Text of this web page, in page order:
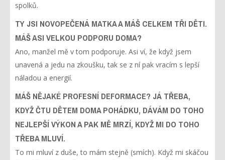
spolků.
TY JSI NOVOPEČENÁ MATKA A MÁŠ CELKEM TŘI DĚTI.
MÁŠ ASI VELKOU PODPORU DOMA?
Ano, manžel mě v tom podporuje. Asi ví, že když jsem
unavená a jedu na zkoušku, tak se z ní pak vracím s lepší
náladou a energií.
MÁŠ NĚJAKÉ PROFESNÍ DEFORMACE? JÁ TŘEBA,
KDYŽ ČTU DĚTEM DOMA POHÁDKU, DÁVÁM DO TOHO
NEJLEPŠÍ VÝKON A PAK MĚ MRZÍ, KDYŽ MI DO TOHO
TŘEBA MLUVÍ.
To mi mluví z duše, to mám stejně (smích). Když mi skáčou